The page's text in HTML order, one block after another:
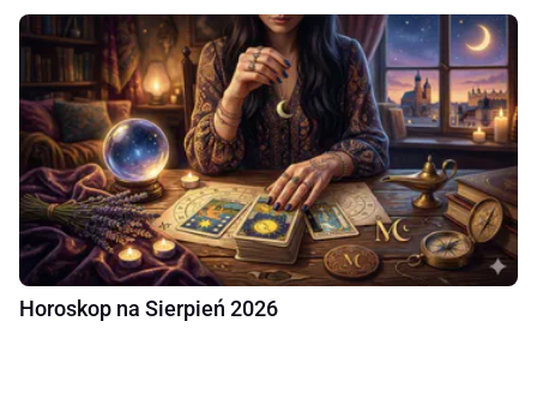
Horoskop na Sierpień 2026